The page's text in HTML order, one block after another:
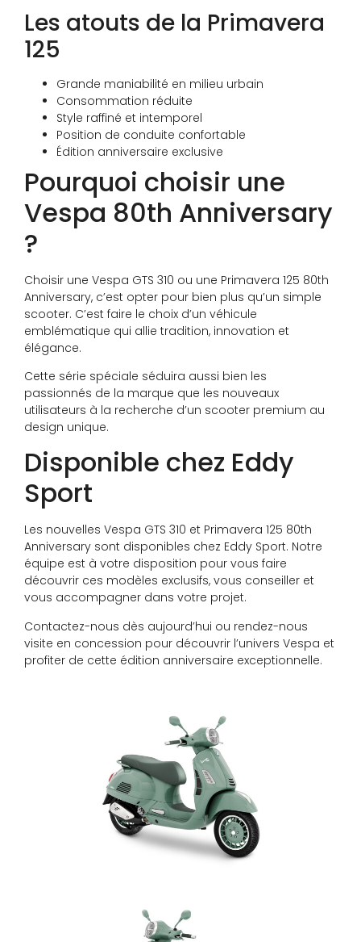
Les atouts de la Primavera
125
Grande maniabilité en milieu urbain
Consommation réduite
Style raffiné et intemporel
Position de conduite confortable
Édition anniversaire exclusive
Pourquoi choisir une
Vespa 80th Anniversary
?
Choisir une Vespa GTS 310 ou une Primavera 125 80th
Anniversary, c’est opter pour bien plus qu’un simple
scooter. C’est faire le choix d’un véhicule
emblématique qui allie tradition, innovation et
élégance.
Cette série spéciale séduira aussi bien les
passionnés de la marque que les nouveaux
utilisateurs à la recherche d’un scooter premium au
design unique.
Disponible chez Eddy
Sport
Les nouvelles Vespa GTS 310 et Primavera 125 80th
Anniversary sont disponibles chez Eddy Sport. Notre
équipe est à votre disposition pour vous faire
découvrir ces modèles exclusifs, vous conseiller et
vous accompagner dans votre projet.
Contactez-nous dès aujourd’hui ou rendez-nous
visite en concession pour découvrir l’univers Vespa et
profiter de cette édition anniversaire exceptionnelle.